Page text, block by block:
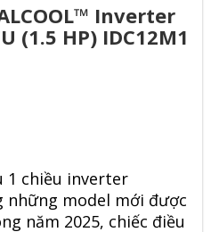
Inverter
(1.5 HP) IDC12M1
1 chiều inverter
những model mới được
năm 2025, chiếc điều